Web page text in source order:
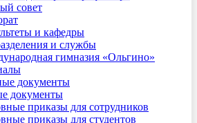
совет
и кафедры
и службы
гимназия «Ольгино»
документы
документы
приказы для сотрудников
приказы для студентов